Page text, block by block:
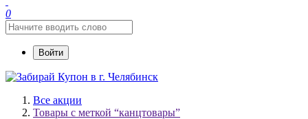
0
Войти
Все акции
Товары с меткой “канцтовары”